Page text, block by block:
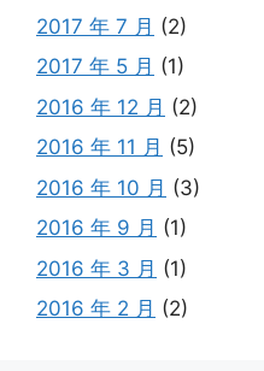
2017 年 7 月 (2)
2017 年 5 月 (1)
2016 年 12 月 (2)
2016 年 11 月 (5)
2016 年 10 月 (3)
2016 年 9 月 (1)
2016 年 3 月 (1)
2016 年 2 月 (2)